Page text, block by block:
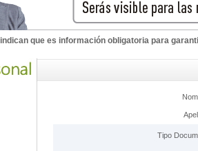
indican que es información obligatoria para
Tipo